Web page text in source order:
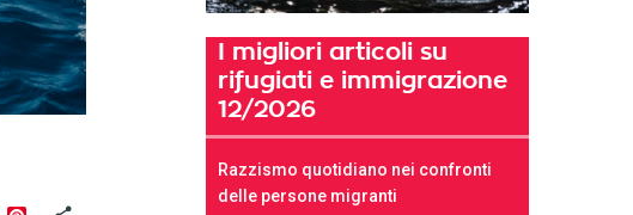
I migliori articoli su
rifugiati e immigrazione
12/2026
Razzismo quotidiano nei confronti
delle persone migranti